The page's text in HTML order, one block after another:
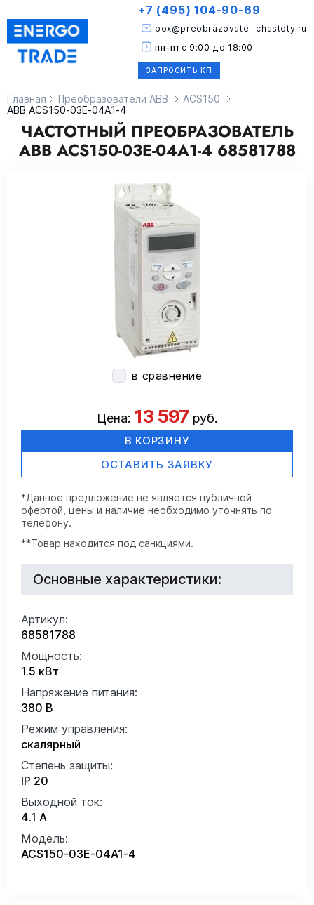
ЗАПРОСИТЬ КП
box@preobrazovatel-chastoty.ru
+7 (495) 104-90-69
пн-пт с 9:00 до 18:00
Главная Преобразователи ABB
ACS150
ABB ACS150-03E-04A1-4
ЧАСТОТНЫЙ ПРЕОБРАЗОВАТЕЛЬ
ABB ACS150-03E-04A1-4 68581788
в сравнение
Цена: 13 597 руб.
В КОРЗИНУ
ОСТАВИТЬ ЗАЯВКУ
*Данное предложение не является публичной
офертой , цены и наличие необходимо уточнять по
телефону.
**Товар находится под санкциями.
Основные характеристики:
Артикул:
68581788
Мощность:
1.5 кВт
Напряжение питания:
380 В
Режим управления:
скалярный
Степень защиты:
IP 20
Выходной ток:
4.1 А
Модель:
ACS150-03E-04A1-4